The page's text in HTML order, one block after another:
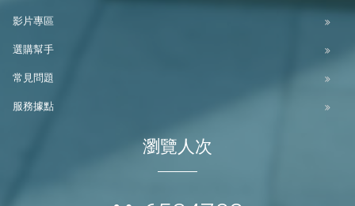
影片專區
選購幫手
常見問題
服務據點
瀏覽人次